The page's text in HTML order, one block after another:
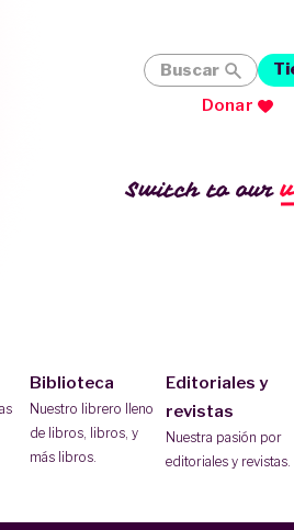
Switch to our
Biblioteca
Nuestro librero lleno
de libros, libros, y
más libros.
Editoriales y
revistas
Nuestra pasión por
editoriales y revistas.
Buscar
Donar